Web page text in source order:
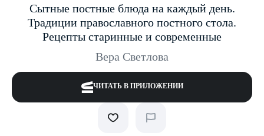
Сытные постные блюда на каждый день.
Традиции православного постного стола.
Рецепты старинные и современные
Вера Светлова
ЧИТАТЬ В ПРИЛОЖЕНИИ